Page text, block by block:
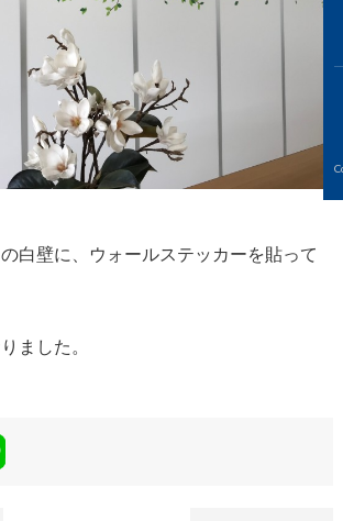
白壁に、ウォールステッカーを貼って
ました。